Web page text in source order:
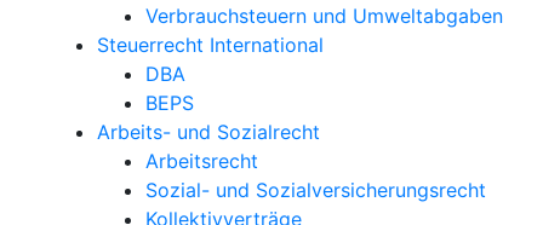
Verbrauchsteuern und Umweltabgaben
Steuerrecht International
DBA
BEPS
Arbeits- und Sozialrecht
Arbeitsrecht
Sozial- und Sozialversicherungsrecht
Kollektivverträge